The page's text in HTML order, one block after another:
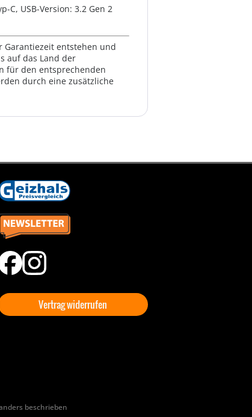
C, USB-Version: 3.2 Gen 2
Garantiezeit entstehen und
auf das Land der
für den entsprechenden
durch eine zusätzliche
Vertrag widerrufen
beschrieben